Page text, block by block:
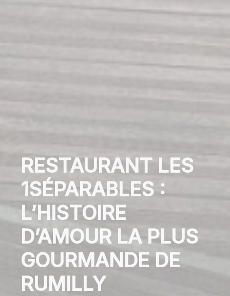
RESTAURANT LES
1SÉPARABLES :
L’HISTOIRE
D’AMOUR LA PLUS
GOURMANDE DE
RUMILLY